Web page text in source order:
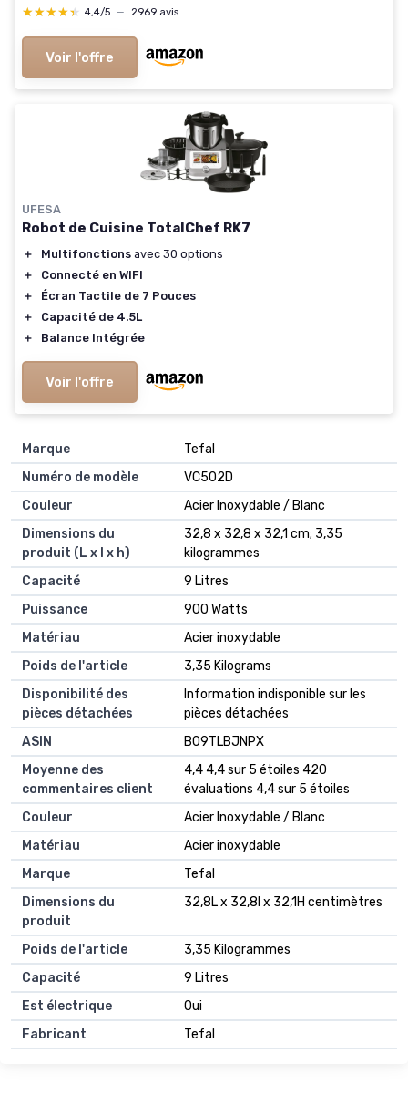
★★★★★
★★★★★ 4,4/5 — 2969 avis
Voir l'offre
UFESA
Robot de Cuisine TotalChef RK7
＋ Multifonctions avec 30 options
＋
Connecté en WIFI
＋
Écran Tactile de 7 Pouces
＋
Capacité de 4.5L
＋
Balance Intégrée
Voir l'offre
Marque
‎Tefal
Numéro de modèle
‎VC502D
Couleur
‎Acier Inoxydable / Blanc
Dimensions du
produit (L x l x h)
‎32,8 x 32,8 x 32,1 cm; 3,35
kilogrammes
Capacité
‎9 Litres
Puissance
‎900 Watts
Matériau
‎Acier inoxydable
Poids de l'article
‎3,35 Kilograms
Disponibilité des
pièces détachées
‎Information indisponible sur les
pièces détachées
ASIN
B09TLBJNPX
Moyenne des
commentaires client
4,4 4,4 sur 5 étoiles 420
évaluations 4,4 sur 5 étoiles
Couleur
Acier Inoxydable / Blanc
Matériau
Acier inoxydable
Marque
Tefal
Dimensions du
produit
32,8L x 32,8l x 32,1H centimètres
Poids de l'article
3,35 Kilogrammes
Capacité
9 Litres
Est électrique
Oui
Fabricant
Tefal